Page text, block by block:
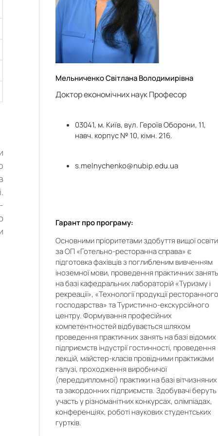
Мельниченко Світлана Володимирівна
Доктор економічних наук Професор
03041, м. Київ, вул. Героїв Оборони, 11,
навч. корпус № 10, кімн. 216.
s.melnychenko@nubip.edu.ua
Гарант про програму:
Основними пріоритетами здобуття вищої освіти
за ОП «Готельно-ресторанна справа» є
підготовка фахівцівз поглибленимвивченням
іноземної мови, проведення практичних
на базі кафедральних лабораторій «Туризму і
рекреації», «Технології продукції
господарства» таТуристично-екскурсійного
центру. Формування професійних
компетентностей відбувається шляхом
проведення практичних занять на базі відомих
підприємств індустрії гостинності, проведення
лекцій, майстер-класів провідними практиками
галузі, проходження виробничої
(переддипломної) практики на базі вітчизняних
та закордонних підприємств. Здобувачі беруть
участь у різноманітних конкурсах, олімпіадах,
конференціях, роботі наукових студентських
гуртків.